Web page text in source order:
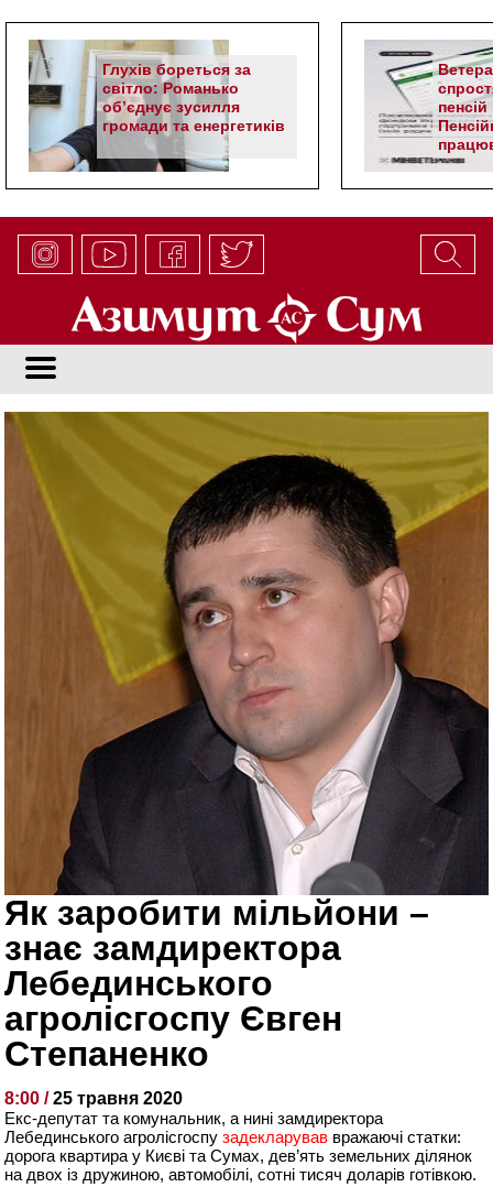
Глухів бореться за
світло: Романько
об’єднує зусилля
громади та енергетиків
Як заробити мільйони –
знає замдиректора
Лебединського
агролісгоспу Євген
Степаненко
8:00 /25 травня 2020
Екс-депутат та комунальник, а нині замдиректора
Лебединського агролісгоспузадекларував вражаючі статки:
дорога квартира у Києві та Сумах, дев’ять земельних ділянок
на двох із дружиною, автомобілі, сотні тисяч доларів готівкою.